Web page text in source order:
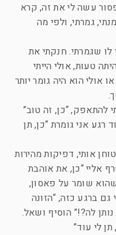
עשה לי את זה, קרא
גמרתי, ולפי מה
לו שגמרתי. חנקתי את
טעות, אולי הייתי
אולי הוא היה גומר יותר
“כן, זה טוב”
אני גומרת “כן, תן
אותי, דפיקות מהירות
אליי “כן, את אוהבת
שומר על פאסון,
ברגע כזה, “הזונה
לה?!” הוסיף ושאל.
לי עוד”